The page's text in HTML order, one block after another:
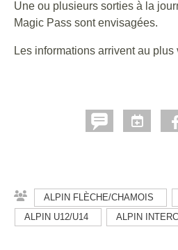
Une ou plusieurs sorties à la
Magic Pass sont envisagées.
Les informations arrivent au plus
ALPIN FLÈCHE/CHAMOIS
ALPIN U12/U14
ALPIN